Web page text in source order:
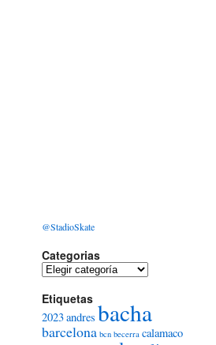
@StadioSkate
Categorias
Categorias
Etiquetas
2023andres bacha
barcelona bcn becerra calamaco